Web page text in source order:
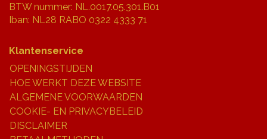
BTW nummer: NL.0017.05.301.B01
Iban: NL28 RABO 0322 4333 71
Klantenservice
OPENINGSTIJDEN
HOE WERKT DEZE WEBSITE
ALGEMENE VOORWAARDEN
COOKIE- EN PRIVACYBELEID
DISCLAIMER